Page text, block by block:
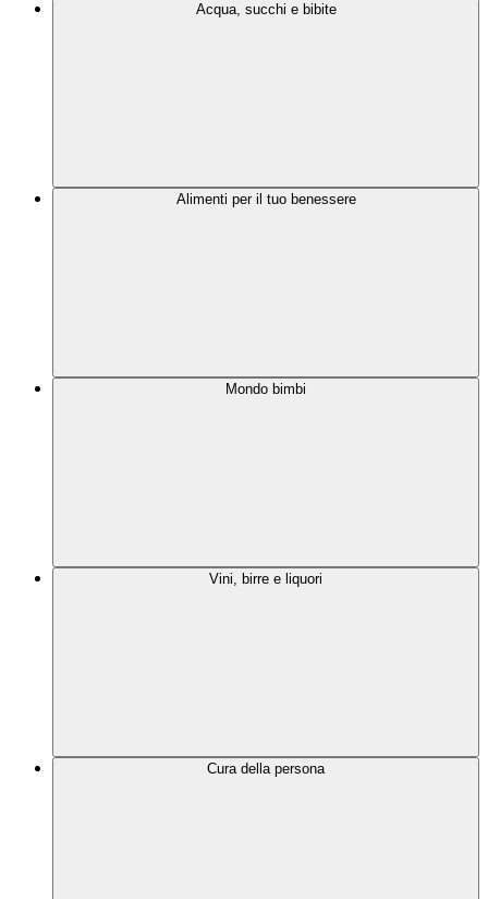
Acqua, succhi e bibite
Alimenti per il tuo benessere
Mondo bimbi
Vini, birre e liquori
Cura della persona